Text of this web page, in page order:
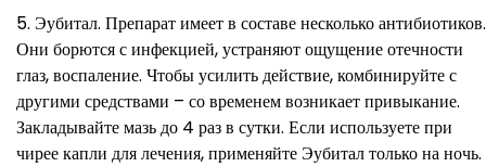
Эубитал. Препарат имеет в составе несколько антибиотиков.
Они борются с инфекцией, устраняют ощущение отечности
глаз, воспаление. Чтобы усилить действие, комбинируйте с
другими средствами – со временем возникает привыкание.
Закладывайте мазь до 4 раз в сутки. Если используете при
чирее капли для лечения, применяйте Эубитал только на ночь.